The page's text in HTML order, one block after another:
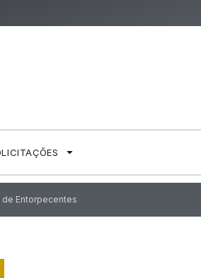
Entorpecentes